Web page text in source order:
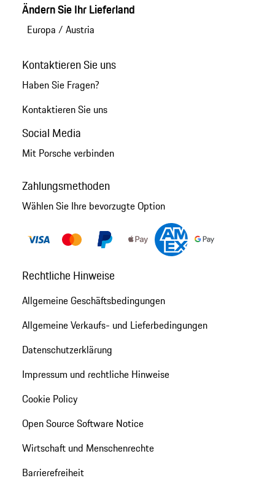
Ändern Sie Ihr Lieferland
Europa / Austria
Kontaktieren Sie uns
Haben Sie Fragen?
Kontaktieren Sie uns
Social Media
Mit Porsche verbinden
Zahlungsmethoden
Wählen Sie Ihre bevorzugte Option
Rechtliche Hinweise
Allgemeine Geschäftsbedingungen
Allgemeine Verkaufs- und Lieferbedingungen
Datenschutzerklärung
Impressum und rechtliche Hinweise
Cookie Policy
Open Source Software Notice
Wirtschaft und Menschenrechte
Barrierefreiheit